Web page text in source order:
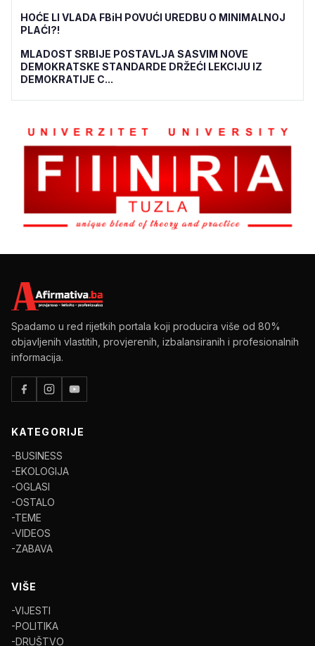
HOĆE LI VLADA FBiH POVUĆI UREDBU O MINIMALNOJ
PLAĆI?!
MLADOST SRBIJE POSTAVLJA SASVIM NOVE
DEMOKRATSKE STANDARDE DRŽEĆI LEKCIJU IZ
DEMOKRATIJE C...
Spadamo u red rijetkih portala koji producira više od 80%
objavljenih vlastitih, provjerenih, izbalansiranih i profesionalnih
informacija.
KATEGORIJE
-BUSINESS
-EKOLOGIJA
-OGLASI
-OSTALO
-TEME
-VIDEOS
-ZABAVA
VIŠE
-VIJESTI
-POLITIKA
-DRUŠTVO